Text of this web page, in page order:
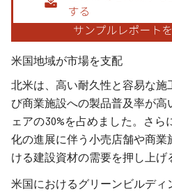
米国地域が市場を支配
北米は、高い耐久性と容易な施
び商業施設への製品普及率が
ェアの30%を占めました。さ
化の進展に伴う小売店舗や商
ける建設資材の需要を押し上げ
米国におけるグリーンビルディ